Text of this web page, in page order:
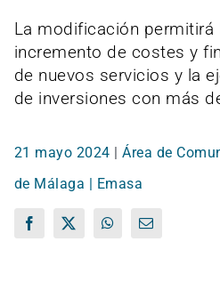
La modificación permitirá
incremento de costes y
de nuevos servicios y la
de inversiones con más
21 mayo 2024 |Área de
de Málaga | Emasa
Facebook
X WhatsAppCorreo